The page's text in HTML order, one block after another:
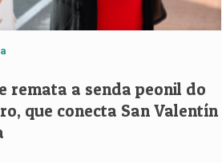
remata a senda peonil do
que conecta San Valentín